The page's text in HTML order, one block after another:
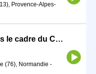
Provence-Alpes-
Animateur/rice d'ateliers dans le cadre du CLAS (H/F)
(76), Normandie -